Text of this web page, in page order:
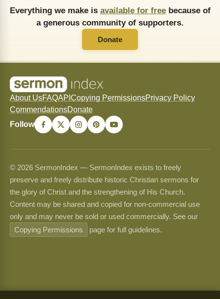
Everything we make is available for freebecause of
a generous community of supporters.
Donate
About UsFAQAPI Copying PermissionsPrivacy Policy
CommendationsDonate
Follow
© 2026 SermonIndex — SermonIndex exists to freely
preserve and freely distribute historic Christian sermons for
the glory of Christ and the strengthening of His Church.
Content may be shared and copied for non-commercial use
only and may never be sold or used commercially. See our
Copying Permissions
page for full guidelines.